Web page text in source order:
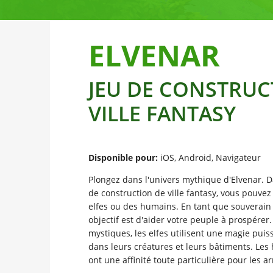
ELVENAR
JEU DE
VILLE FANTASY
Disponible pour: iOS, Android, Navigateur
Plongez dans l'univers mythique d'Elvenar.
de construction de ville fantasy, vous
elfes ou des humains. En tant que
objectif est d'aider votre peuple à
mystiques, les elfes utilisent une magie
dans leurs créatures et leurs bâtiments. Les
ont une affinité toute particulière pour les